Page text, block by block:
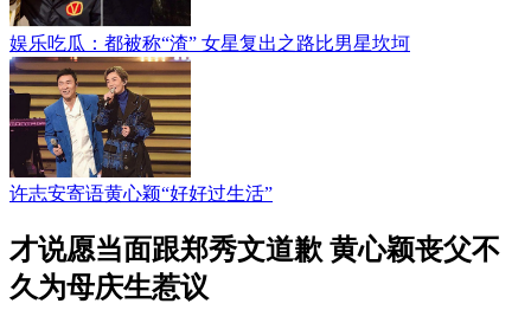
娱乐吃瓜：都被称“渣” 女星复出之路比男星坎坷
许志安寄语黄心颖“好好过生活”
才说愿当面跟郑秀文道歉 黄心颖丧父不
久为母庆生惹议